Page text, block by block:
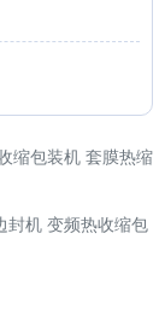
缩包装机 套膜热缩
封机 变频热收缩包